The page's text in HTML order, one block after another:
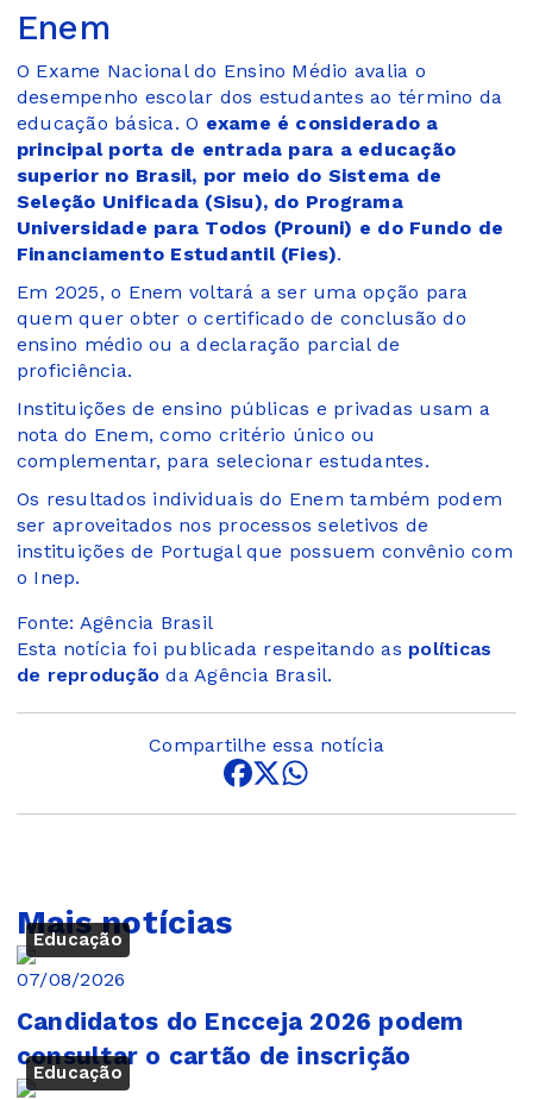
Enem
O Exame Nacional do Ensino Médio avalia o
desempenho escolar dos estudantes ao término da
educação básica. O exame é considerado a
principal porta de entrada para a educação
superior no Brasil, por meio do Sistema de
Seleção Unificada (Sisu), do Programa
Universidade para Todos (Prouni) e do Fundo de
Financiamento Estudantil (Fies).
Em 2025, o Enem voltará a ser uma opção para
quem quer obter o certificado de conclusão do
ensino médio ou a declaração parcial de
proficiência.
Instituições de ensino públicas e privadas usam a
nota do Enem, como critério único ou
complementar, para selecionar estudantes.
Os resultados individuais do Enem também podem
ser aproveitados nos processos seletivos de
instituições de Portugal que possuem convênio com
o Inep.
Fonte: Agência Brasil
Esta notícia foi publicada respeitando as políticas
de reprodução da Agência Brasil.
Compartilhe essa notícia
Mais notícias
Educação
07/08/2026
Candidatos do Encceja 2026 podem
consultar o cartão de inscrição
Educação